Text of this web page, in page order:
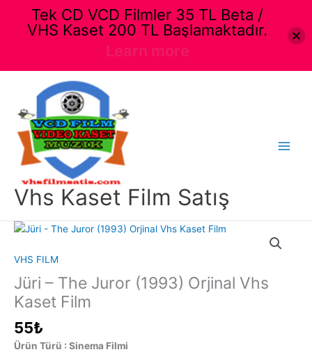
Vhs Kaset Film Satış
VHS FILM
Jüri – The Juror (1993) Orjinal Vhs
Kaset Film
55₺
Ürün Türü : Sinema Filmi
Tek CD VCD Filmler 35 TL Beta /
VHS Kaset 200 TL Başlamaktadır.
Learn more